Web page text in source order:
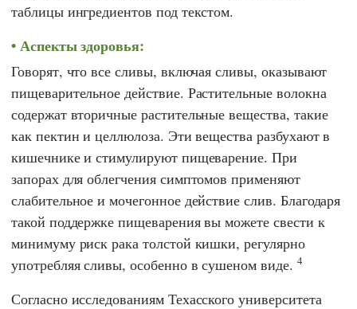
таблицы ингредиентов под текстом.
Аспекты здоровья:
Говорят, что все сливы, включая сливы, оказывают
пищеварительное действие. Растительные волокна
содержат вторичные растительные вещества, такие
как пектин и целлюлоза. Эти вещества разбухают в
кишечнике и стимулируют пищеварение. При
запорах для облегчения симптомов применяют
слабительное и мочегонное действие слив. Благодаря
такой поддержке пищеварения вы можете свести к
минимуму риск рака толстой кишки, регулярно
употребляя сливы, особенно в сушеном виде. 4
Согласно исследованиям Техасского университета